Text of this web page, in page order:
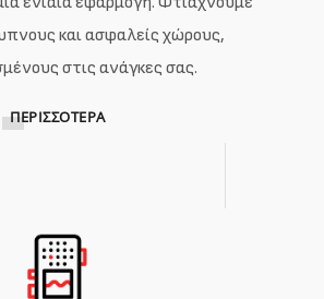
και ασφαλείς χώρους,
στις ανάγκες σας.
ΠΕΡΙΣΣΌΤΕΡΑ